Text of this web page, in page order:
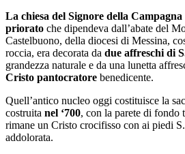
La chiesa del Signore della
priorato che dipendeva dall’abate del
Castelbuono, della diocesi di Messina,
roccia, era decorata da due affreschi di
grandezza naturale e da una lunetta
Cristo pantocratore benedicente.
Quell’antico nucleo oggi costituisce la
costruita nel ‘700, con la parete di fondo
rimane un Cristo crocifisso con ai piedi
addolorata.